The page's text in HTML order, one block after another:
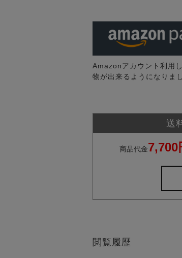
Amazonアカウント利用
物が出来るようになりま
送
商品代金7,700
閲覧履歴